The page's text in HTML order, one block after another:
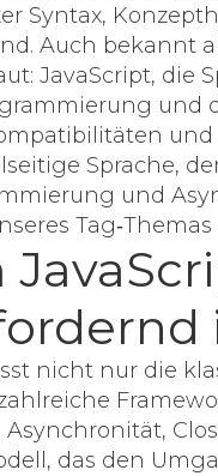
Syntax,
. Auch bekannt
JavaScript, die
und
Sprache,
und
nicht nur die
, das den